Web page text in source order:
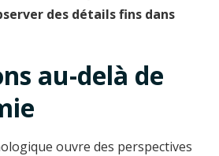
des détails fins dans
au-delà de
ouvre des perspectives